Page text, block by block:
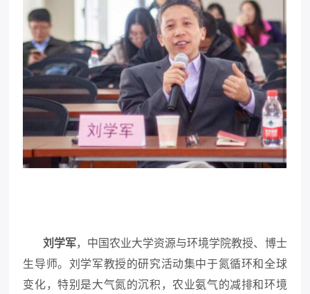
刘学军，中国农业大学资源与环境学院教授、博士
生导师。刘学军教授的研究活动集中于氮循环和全球
变化，特别是大气氮的沉积，农业氨气的减排和环境